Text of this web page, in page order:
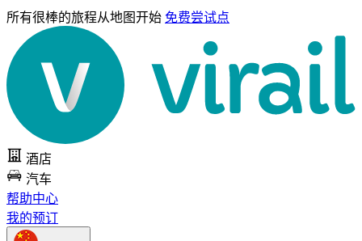
所有很棒的旅程从地图开始 免费尝试点
酒店
汽车
帮助中心
我的预订